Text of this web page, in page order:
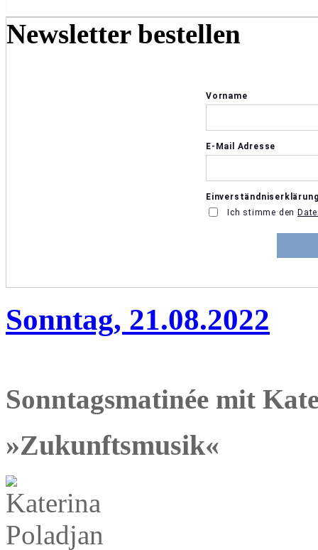
Newsletter bestellen
Sonntag, 21.08.2022
Sonntagsmatinée mit
»Zukunftsmusik«